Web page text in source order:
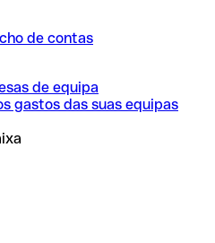
de contas
de equipa
gastos das suas equipas